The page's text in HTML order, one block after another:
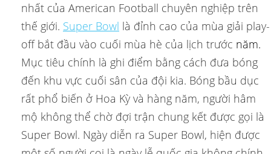
nhất của American Football chuyên nghiệp trên
thế giới. Super Bowl là đỉnh cao của mùa giải play-
off bắt đầu vào cuối mùa hè của lịch trước năm.
Mục tiêu chính là ghi điểm bằng cách đưa bóng
đến khu vực cuối sân của đội kia. Bóng bầu dục
rất phổ biến ở Hoa Kỳ và hàng năm, người hâm
mộ không thể chờ đợi trận chung kết được gọi là
Super Bowl. Ngày diễn ra Super Bowl, hiện được